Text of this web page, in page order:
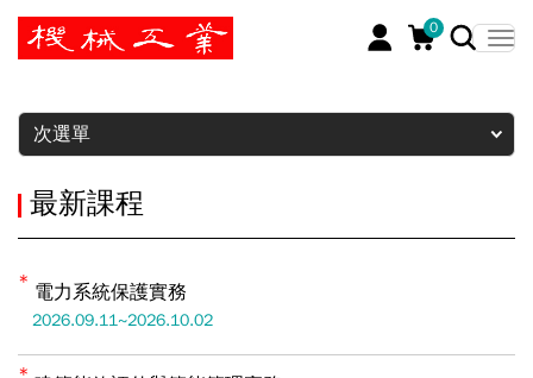
0
暫停
次選單
最新課程
電力系統保護實務
2026.09.11~2026.10.02